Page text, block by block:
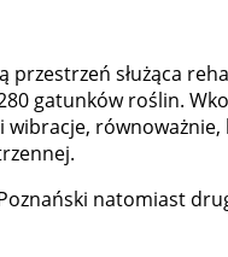
służąca
gatunków roślin.
natomiast